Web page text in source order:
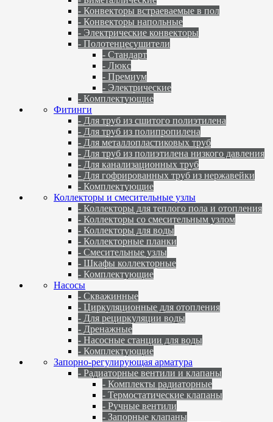
- Конвекторы встраеваемые в пол
- Конвекторы напольные
- Электрические конвекторы
- Полотенцесушители
- Стандарт
- Люкс
- Премиум
- Электрические
- Комплектующие
Фитинги
- Для труб из сшитого полиэтилена
- Для труб из полипропилена
- Для металлопластиковых труб
- Для труб из полиэтилена низкого давления
- Для канализационных труб
- Для гофрированных труб из нержавейки
- Комплектующие
Коллекторы и смесительные узлы
- Коллекторы для теплого пола и отопления
- Коллекторы со смесительным узлом
- Коллекторы для воды
- Коллекторные планки
- Смесительные узлы
- Шкафы коллекторные
- Комплектующие
Насосы
- Скважинные
- Циркуляционные для отопления
- Для рециркуляции воды
- Дренажные
- Насосные станции для воды
- Комплектующие
Запорно-регулирующая арматура
- Радиаторные вентили и клапаны
- Комплекты радиаторные
- Термостатические клапаны
- Ручные вентили
- Запорные клапаны